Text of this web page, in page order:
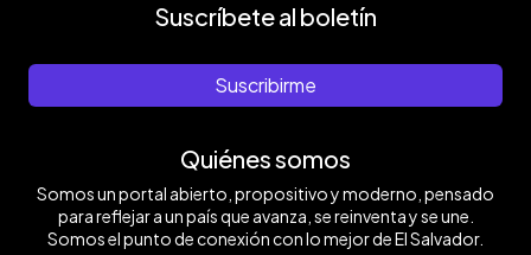
Suscríbete al boletín
Suscribirme
Quiénes somos
Somos un portal abierto, propositivo y moderno, pensado
para reflejar a un país que avanza, se reinventa y se une.
Somos el punto de conexión con lo mejor de El Salvador.